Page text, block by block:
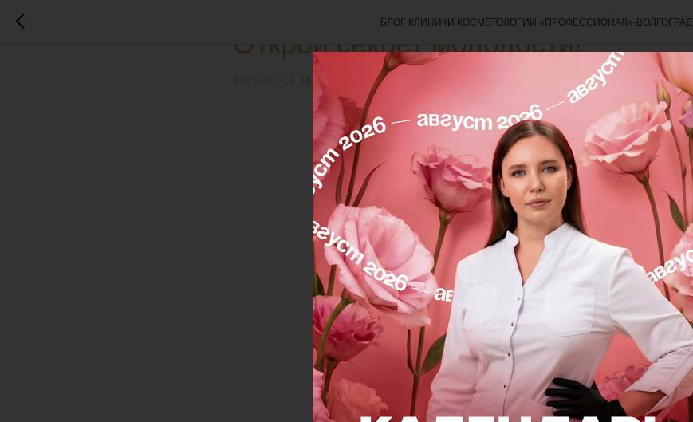
БЛОГ КЛИНИКИ КОСМЕТОЛОГИИ «ПРОФЕССИОНАЛ»-ВОЛГОГРАД
Открой секрет молодости!
2025-01-16 16:03